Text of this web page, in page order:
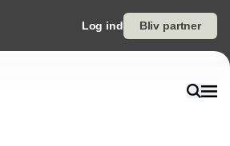
Log ind Bliv partner